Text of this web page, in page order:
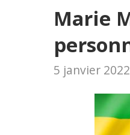
Marie
5 janvier 2022